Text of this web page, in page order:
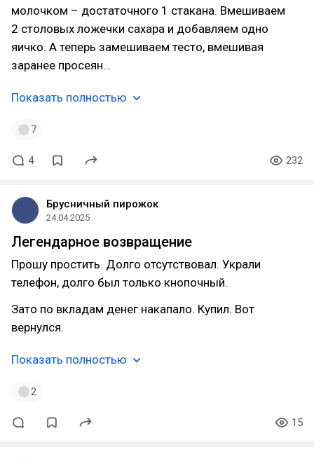
молочком – достаточного 1 стакана. Вмешиваем
2 столовых ложечки сахара и добавляем одно
яичко. А теперь замешиваем тесто, вмешивая
заранее просеян…
Показать полностью
7
4 232
Брусничный пирожок
24.04.2025
Легендарное возвращение
Прошу простить. Долго отсутствовал. Украли
телефон, долго был только кнопочный.
Зато по вкладам денег накапало. Купил. Вот
вернулся.
Показать полностью
2
15